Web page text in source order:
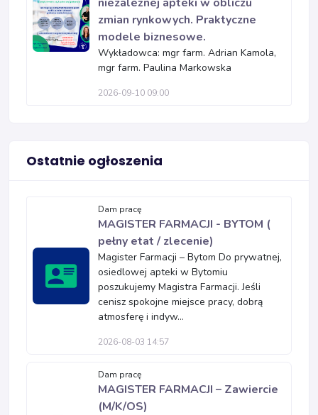
zmian rynkowych. Praktyczne
modele biznesowe.
Wykładowca: mgr farm. Adrian Kamola,
mgr farm. Paulina Markowska
2026-09-10 09:00
Ostatnie ogłoszenia
Dam pracę
MAGISTER FARMACJI - BYTOM (
pełny etat / zlecenie)
Magister Farmacji – Bytom Do prywatnej,
osiedlowej apteki w Bytomiu
poszukujemy Magistra Farmacji. Jeśli
cenisz spokojne miejsce pracy, dobrą
atmosferę i indyw...
2026-08-03 14:57
Dam pracę
MAGISTER FARMACJI – Zawiercie
(M/K/OS)